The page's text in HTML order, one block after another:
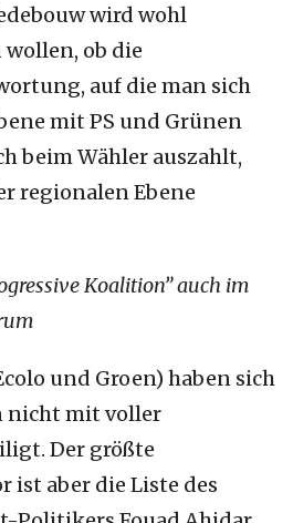
wird wohl
ob die
auf die man sich
mit PS und Grünen
beim Wähler auszahlt,
regionalen Ebene
Koalition” auch im
und Groen) haben sich
nicht mit voller
Der größte
ist aber die Liste des